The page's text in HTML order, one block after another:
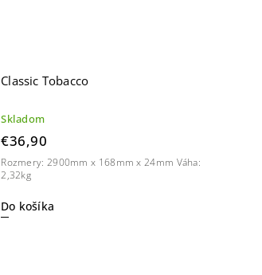
Classic Tobacco
Skladom
€36,90
Do košíka
Rozmery: 2900mm x 168mm x 24mm Váha:
2,32kg